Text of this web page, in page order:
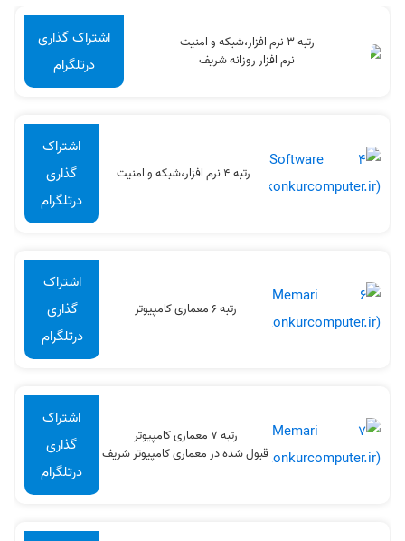
رتبه 3 نرم افزار،شبکه و امنیت
نرم افزار روزانه شریف
اشتراک گذاری
درتلگرام
رتبه 4 نرم افزار،شبکه و امنیت
اشتراک
گذاری
درتلگرام
رتبه 6 معماری کامپیوتر
اشتراک
گذاری
درتلگرام
رتبه 7 معماری کامپیوتر
قبول شده در معماری کامپیوتر شریف
اشتراک
گذاری
درتلگرام